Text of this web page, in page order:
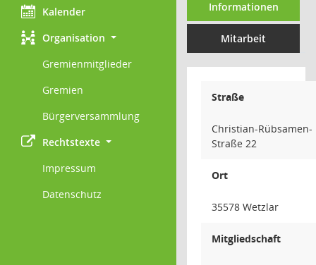
Kalender
Organisation
Gremienmitglieder
Gremien
Bürgerversammlung
Rechtstexte
Impressum
Datenschutz
Informationen
Mitarbeit
Straße
Christian-Rübsamen-
Straße 22
Ort
35578 Wetzlar
Mitgliedschaft